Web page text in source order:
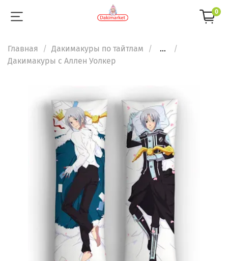
0
Главная Дакимакуры по тайтлам
...
Дакимакуры с Аллен Уолкер